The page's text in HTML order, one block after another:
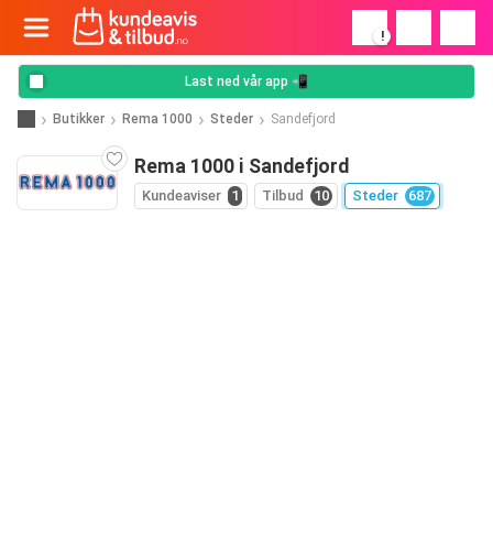
!
Last ned vår app 📲
Butikker Rema 1000 Steder Sandefjord
Rema 1000 i Sandefjord
Kundeaviser 1 Tilbud 10 Steder 687